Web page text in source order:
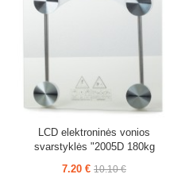
LCD elektroninės vonios
svarstyklės "2005D 180kg
7.20 € 10.10 €